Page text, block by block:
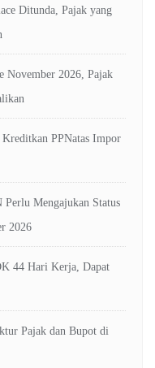
Ditunda, Pajak yang
November 2026, Pajak
PPNatas Impor
Mengajukan Status
2026
44 Hari Kerja, Dapat
Pajak dan Bupot di